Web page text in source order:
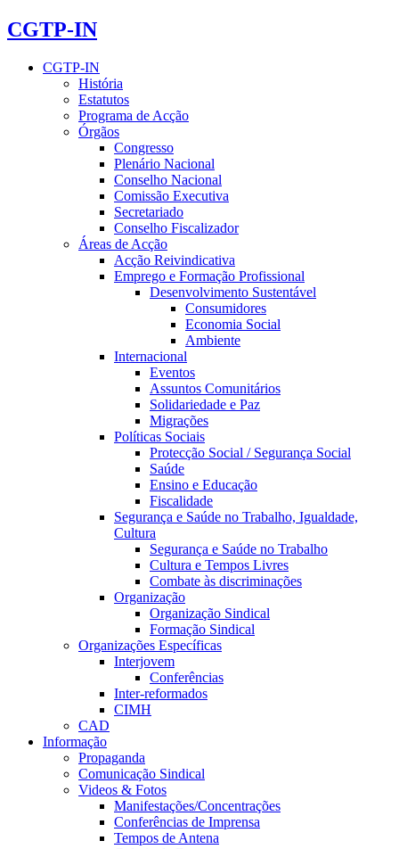
CGTP-IN
CGTP-IN
História
Estatutos
Programa de Acção
Órgãos
Congresso
Plenário Nacional
Conselho Nacional
Comissão Executiva
Secretariado
Conselho Fiscalizador
Áreas de Acção
Acção Reivindicativa
Emprego e Formação Profissional
Desenvolvimento Sustentável
Consumidores
Economia Social
Ambiente
Internacional
Eventos
Assuntos Comunitários
Solidariedade e Paz
Migrações
Políticas Sociais
Protecção Social / Segurança Social
Saúde
Ensino e Educação
Fiscalidade
Segurança e Saúde no Trabalho, Igualdade,
Cultura
Segurança e Saúde no Trabalho
Cultura e Tempos Livres
Combate às discriminações
Organização
Organização Sindical
Formação Sindical
Organizações Específicas
Interjovem
Conferências
Inter-reformados
CIMH
CAD
Informação
Propaganda
Comunicação Sindical
Videos & Fotos
Manifestações/Concentrações
Conferências de Imprensa
Tempos de Antena